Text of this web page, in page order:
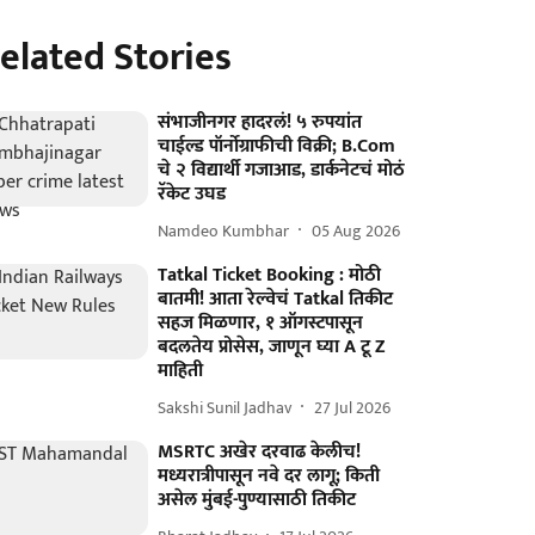
Stories
संभाजीनगर हादरलं! ५ रुपयांत
चाईल्ड पॉर्नोग्राफीची विक्री; B.Com
चे २ विद्यार्थी गजाआड, डार्कनेटचं मोठं
रॅकेट उघड
Namdeo Kumbhar 05 Aug 2026
Tatkal Ticket Booking : मोठी
बातमी! आता रेल्वेचं Tatkal तिकीट
सहज मिळणार, १ ऑगस्टपासून
बदलतेय प्रोसेस, जाणून घ्या A टू Z
माहिती
Sakshi Sunil Jadhav 27 Jul 2026
MSRTC अखेर दरवाढ केलीच!
मध्यरात्रीपासून नवे दर लागू; किती
असेल मुंबई-पुण्यासाठी तिकीट